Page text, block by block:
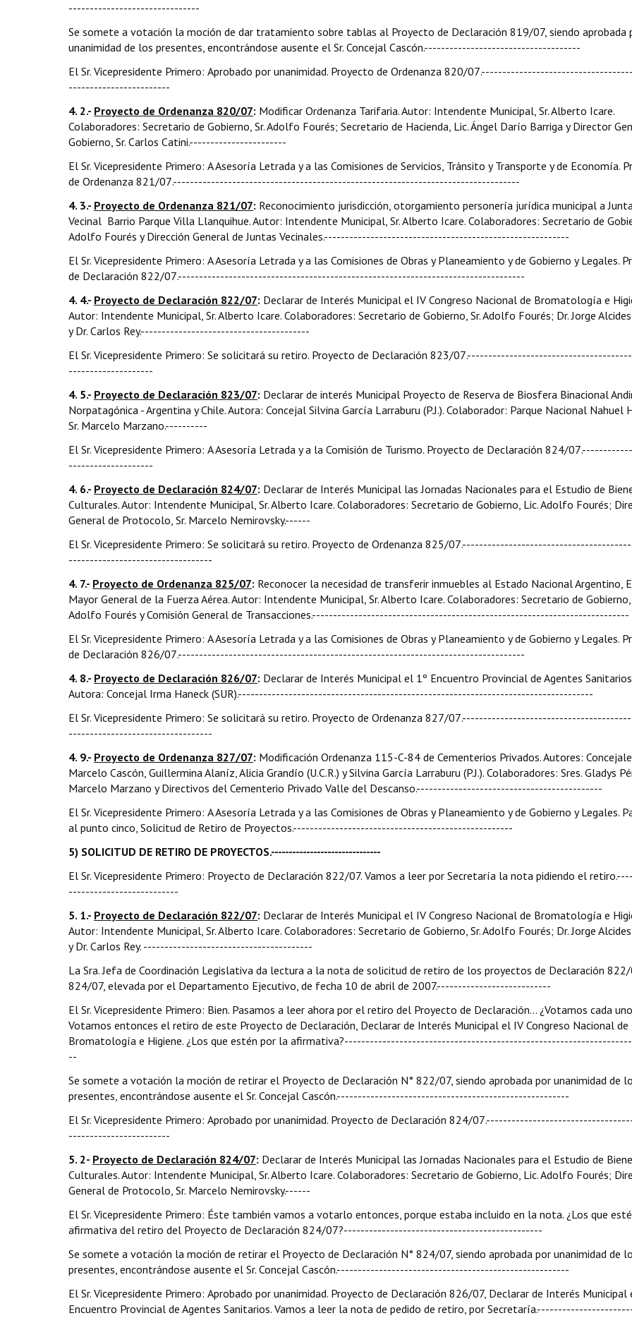
-------------------------------
Se somete a votación la moción de dar tratamiento sobre tablas al Proyecto de Declaración 819/07, siendo aprobada
unanimidad de los presentes, encontrándose ausente el Sr. Concejal Cascón.-------------------------------------
El Sr. Vicepresidente Primero: Aprobado por unanimidad. Proyecto de Ordenanza 820/
------------------------
4. 2.- Proyecto de Ordenanza 820/07: Modificar Ordenanza Tarifaria. Autor: Intendente Municipal, Sr. Alberto Icare.
Colaboradores: Secretario de Gobierno, Sr. Adolfo Fourés; Secretario de Hacienda, Lic. Ángel Darío Barriga y Director
Gobierno, Sr. Carlos Catini.-----------------------
El Sr. Vicepresidente Primero: A Asesoría Letrada y a las Comisiones de Servicios, Tránsito y Transporte y de Economía.
de Ordenanza 821/07.----------------------------------------------------------------------------------
4. 3.- Proyecto de Ordenanza 821/07: Reconocimiento jurisdicción, otorgamiento personería jurídica municipal a
Vecinal Barrio Parque Villa Llanquihue. Autor: Intendente Municipal, Sr. Alberto Icare. Colaboradores: Secretario de
Adolfo Fourés y Dirección General de Juntas Vecinales.----------------------------------------------------------
El Sr. Vicepresidente Primero: A Asesoría Letrada y a las Comisiones de Obras y Planeamiento y de Gobierno y Legales.
de Declaración 822/07.----------------------------------------------------------------------------------
4. 4.- Proyecto de Declaración 822/07: Declarar de Interés Municipal el IV Congreso Nacional de Bromatología e
Autor: Intendente Municipal, Sr. Alberto Icare. Colaboradores: Secretario de Gobierno, Sr. Adolfo Fourés; Dr. Jorge
y Dr. Carlos Rey.----------------------------------------
El Sr. Vicepresidente Primero: Se solicitará su retiro. Proyecto de Declaración 823/
--------------------
4. 5.- Proyecto de Declaración 823/07: Declarar de interés Municipal Proyecto de Reserva de Biosfera Binacional
Norpatagónica - Argentina y Chile. Autora: Concejal Silvina García Larraburu (P.J.). Colaborador: Parque Nacional Nahuel
Sr. Marcelo Marzano.----------
El Sr. Vicepresidente Primero: A Asesoría Letrada y a la Comisión de Turismo. Proyecto de Declaración 824/
--------------------
4. 6.- Proyecto de Declaración 824/07: Declarar de Interés Municipal las Jornadas Nacionales para el Estudio de
Culturales. Autor: Intendente Municipal, Sr. Alberto Icare. Colaboradores: Secretario de Gobierno, Lic. Adolfo Fourés;
General de Protocolo, Sr. Marcelo Nemirovsky.------
El Sr. Vicepresidente Primero: Se solicitará su retiro. Proyecto de Ordenanza 825/
----------------------------------
4. 7.- Proyecto de Ordenanza 825/07: Reconocer la necesidad de transferir inmuebles al Estado Nacional Argentino,
Mayor General de la Fuerza Aérea. Autor: Intendente Municipal, Sr. Alberto Icare. Colaboradores: Secretario de
Adolfo Fourés y Comisión General de Transacciones.---------------------------------------------------------------------------
El Sr. Vicepresidente Primero: A Asesoría Letrada y a las Comisiones de Obras y Planeamiento y de Gobierno y Legales.
de Declaración 826/07.----------------------------------------------------------------------------------
4. 8.- Proyecto de Declaración 826/07: Declarar de Interés Municipal el 1º Encuentro Provincial de Agentes
Autora: Concejal Irma Haneck (SUR).------------------------------------------------------------------------------------
El Sr. Vicepresidente Primero: Se solicitará su retiro. Proyecto de Ordenanza 827/
----------------------------------
4. 9.- Proyecto de Ordenanza 827/07: Modificación Ordenanza 115-C-84 de Cementerios Privados. Autores:
Marcelo Cascón, Guillermina Alaníz, Alicia Grandío (U.C.R.) y Silvina García Larraburu (P.J.). Colaboradores: Sres. Gladys
Marcelo Marzano y Directivos del Cementerio Privado Valle del Descanso.--------------------------------------------
El Sr. Vicepresidente Primero: A Asesoría Letrada y a las Comisiones de Obras y Planeamiento y de Gobierno y Legales.
al punto cinco, Solicitud de Retiro de Proyectos.----------------------------------------------------
5) SOLICITUD DE RETIRO DE PROYECTOS.-------------------------------
El Sr. Vicepresidente Primero: Proyecto de Declaración 822/07. Vamos a leer por Secretaría la nota pidiendo el
--------------------------
5. 1.- Proyecto de Declaración 822/07: Declarar de Interés Municipal el IV Congreso Nacional de Bromatología e
Autor: Intendente Municipal, Sr. Alberto Icare. Colaboradores: Secretario de Gobierno, Sr. Adolfo Fourés; Dr. Jorge
y Dr. Carlos Rey. ----------------------------------------
La Sra. Jefa de Coordinación Legislativa da lectura a la nota de solicitud de retiro de los proyectos de Declaración
824/07, elevada por el Departamento Ejecutivo, de fecha 10 de abril de 2007.---------------------------
El Sr. Vicepresidente Primero: Bien. Pasamos a leer ahora por el retiro del Proyecto de Declaración... ¿Votamos cada
Votamos entonces el retiro de este Proyecto de Declaración, Declarar de Interés Municipal el IV Congreso Nacional de
Bromatología e Higiene. ¿Los que estén por la
--
Se somete a votación la moción de retirar el Proyecto de Declaración N° 822/07, siendo aprobada por unanimidad de
presentes, encontrándose ausente el Sr. Concejal Cascón.-------------------------------------------------------
El Sr. Vicepresidente Primero: Aprobado por unanimidad. Proyecto de Declaración 824/
------------------------
5. 2- Proyecto de Declaración 824/07: Declarar de Interés Municipal las Jornadas Nacionales para el Estudio de
Culturales. Autor: Intendente Municipal, Sr. Alberto Icare. Colaboradores: Secretario de Gobierno, Lic. Adolfo Fourés;
General de Protocolo, Sr. Marcelo Nemirovsky.------
El Sr. Vicepresidente Primero: Éste también vamos a votarlo entonces, porque estaba incluido en la nota. ¿Los que
afirmativa del retiro del Proyecto de Declaración 824/07?-----------------------------------------------
Se somete a votación la moción de retirar el Proyecto de Declaración N° 824/07, siendo aprobada por unanimidad de
presentes, encontrándose ausente el Sr. Concejal Cascón.-------------------------------------------------------
El Sr. Vicepresidente Primero: Aprobado por unanimidad. Proyecto de Declaración 826/07, Declarar de Interés Municipal
Encuentro Provincial de Agentes Sanitarios. Vamos a leer la nota de pedido de retiro, por